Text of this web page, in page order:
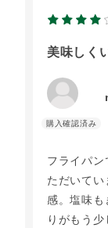
美味しく
フライパ
ただいて
感。塩味も
りがもう少